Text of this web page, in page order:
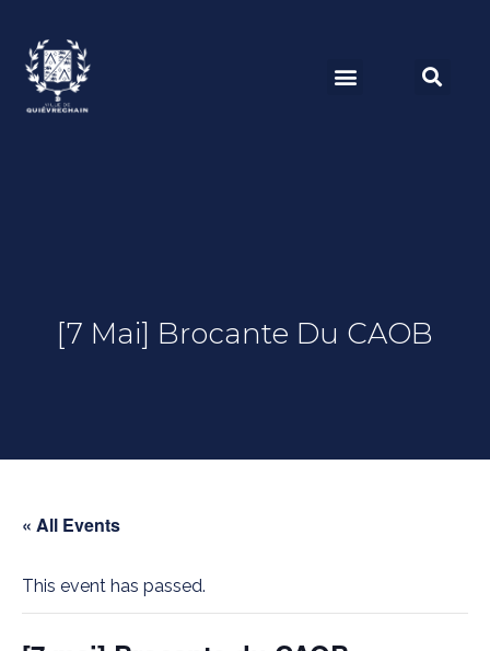
[7 Mai] Brocante Du CAOB
« All Events
This event has passed.